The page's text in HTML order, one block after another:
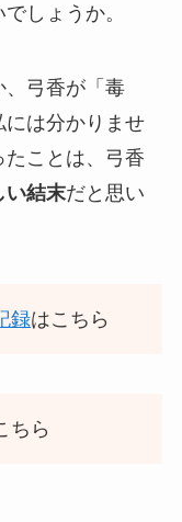
しょうか。
、弓香が「毒
は分かりませ
ことは、弓香
い結末だと思い
録はこちら
ちら